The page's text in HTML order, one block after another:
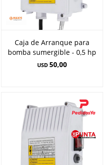
Caja de Arranque para
bomba sumergible - 0,5 hp
USD 50,00